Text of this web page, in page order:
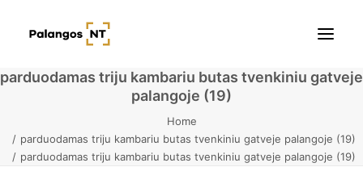
Butai
parduodamas triju kambariu butas tvenkiniu gatveje
palangoje (19)
Home
parduodamas triju kambariu butas tvenkiniu gatveje palangoje (19)
parduodamas triju kambariu butas tvenkiniu gatveje palangoje (19)